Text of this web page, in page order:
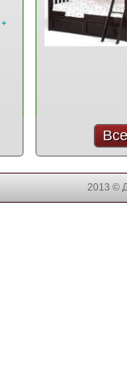
+
2013 ©